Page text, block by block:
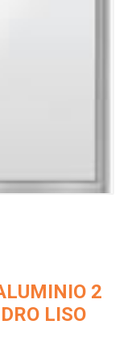
2
LISO